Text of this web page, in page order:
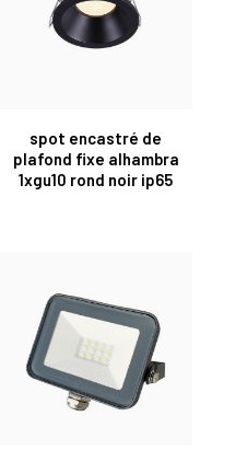
spot encastré de
plafond fixe alhambra
1xgu10 rond noir ip65